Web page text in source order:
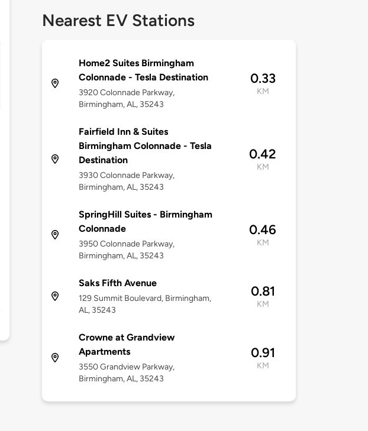
Nearest EV Stations
Home2 Suites Birmingham
Colonnade - Tesla Destination
3920 Colonnade Parkway,
Birmingham, AL, 35243
0.33
KM
Fairfield Inn & Suites
Birmingham Colonnade - Tesla
Destination
3930 Colonnade Parkway,
Birmingham, AL, 35243
0.42
KM
SpringHill Suites - Birmingham
Colonnade
3950 Colonnade Parkway,
Birmingham, AL, 35243
0.46
KM
Saks Fifth Avenue
129 Summit Boulevard, Birmingham,
AL, 35243
0.81
KM
Crowne at Grandview
Apartments
3550 Grandview Parkway,
Birmingham, AL, 35243
0.91
KM